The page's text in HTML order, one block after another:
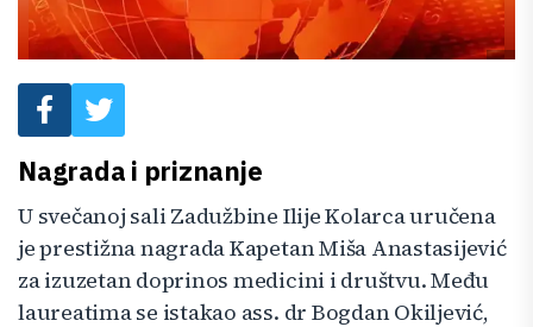
Nagrada i priznanje
U svečanoj sali Zadužbine Ilije Kolarca uručena
je prestižna nagrada Kapetan Miša Anastasijević
za izuzetan doprinos medicini i društvu. Među
laureatima se istakao ass. dr Bogdan Okiljević,